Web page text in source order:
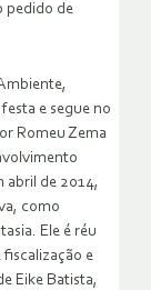
pedido de
e segue no
Romeu Zema
abril de 2014,
como
Ele é réu
e
Eike Batista,